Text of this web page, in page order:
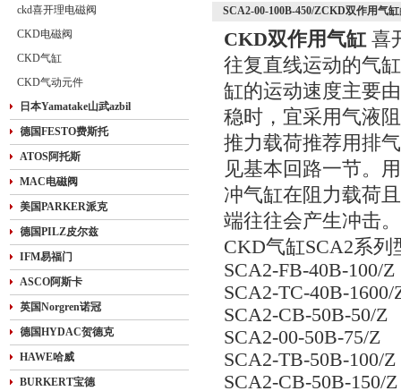
ckd喜开理电磁阀
CKD电磁阀
CKD气缸
CKD气动元件
日本Yamatake山武azbil
德国FESTO费斯托
ATOS阿托斯
MAC电磁阀
美国PARKER派克
德国PILZ皮尔兹
IFM易福门
ASCO阿斯卡
英国Norgren诺冠
德国HYDAC贺德克
HAWE哈威
BURKERT宝德
SCA2-00-100B-450/ZCKD双作用气缸
CKD双作用气缸喜
往复直线运动的气
缸的运动速度主要
稳时，宜采用气液
推力载荷推荐用排
见基本回路一节。
冲气缸在阻力载荷
端往往会产生冲击。
CKD气缸SCA2系列
SCA2-FB-40B-100/Z
SCA2-TC-40B-1600/
SCA2-CB-50B-50/Z
SCA2-00-50B-75/Z
SCA2-TB-50B-100/Z
SCA2-CB-50B-150/Z